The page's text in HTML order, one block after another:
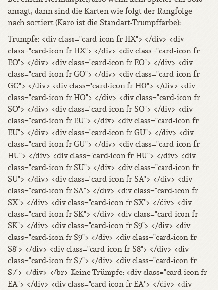
ansagt, dann sind die Karten wie folgt der Rangfolge
nach sortiert (Karo ist die Standart-Trumpffarbe):
Trümpfe: <div class="card-icon fr HX"> </div> <div
class="card-icon fr HX"> </div> <div class="card-icon fr
EO"> </div> <div class="card-icon fr EO"> </div> <div
class="card-icon fr GO"> </div> <div class="card-icon fr
GO"> </div> <div class="card-icon fr HO"> </div> <div
class="card-icon fr HO"> </div> <div class="card-icon fr
SO"> </div> <div class="card-icon fr SO"> </div> <div
class="card-icon fr EU"> </div> <div class="card-icon fr
EU"> </div> <div class="card-icon fr GU"> </div> <div
class="card-icon fr GU"> </div> <div class="card-icon fr
HU"> </div> <div class="card-icon fr HU"> </div> <div
class="card-icon fr SU"> </div> <div class="card-icon fr
SU"> </div> <div class="card-icon fr SA"> </div> <div
class="card-icon fr SA"> </div> <div class="card-icon fr
SX"> </div> <div class="card-icon fr SX"> </div> <div
class="card-icon fr SK"> </div> <div class="card-icon fr
SK"> </div> <div class="card-icon fr S9"> </div> <div
class="card-icon fr S9"> </div> <div class="card-icon fr
S8"> </div> <div class="card-icon fr S8"> </div> <div
class="card-icon fr S7"> </div> <div class="card-icon fr
S7"> </div> </br> Keine Trümpfe: <div class="card-icon fr
EA"> </div> <div class="card-icon fr EA"> </div> <div